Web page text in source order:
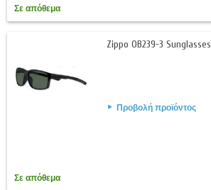
Σε απόθεμα
Zippo OB239-3 Sunglasses
Προβολή προϊόντος
Σε απόθεμα